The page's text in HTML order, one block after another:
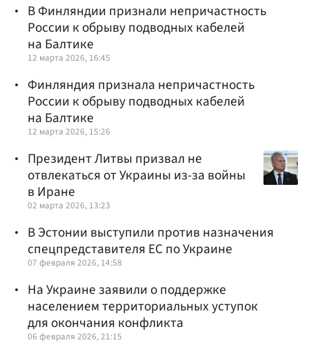
В Финляндии признали непричастность
России к обрыву подводных кабелей
на Балтике
12 марта 2026, 16:45
Финляндия признала непричастность
России к обрыву подводных кабелей
на Балтике
12 марта 2026, 15:26
Президент Литвы призвал не
отвлекаться от Украины из-за войны
в Иране
02 марта 2026, 13:23
В Эстонии выступили против назначения
спецпредставителя ЕС по Украине
07 февраля 2026, 14:58
На Украине заявили о поддержке
населением территориальных уступок
для окончания конфликта
06 февраля 2026, 21:15